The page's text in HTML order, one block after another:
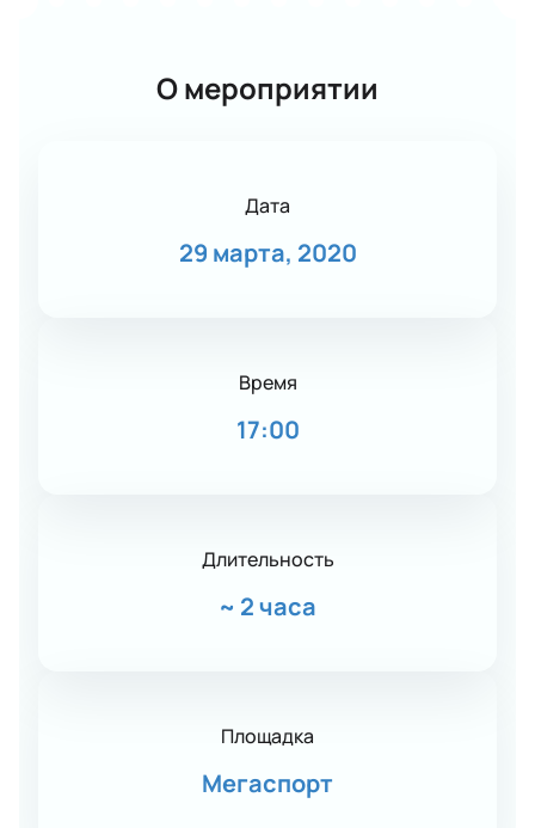
О мероприятии
Дата
29 марта, 2020
Время
17:00
Длительность
~ 2 часа
Площадка
Мегаспорт